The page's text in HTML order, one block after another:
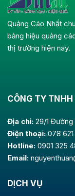
Quảng Cáo Nhất
bảng hiệu quảng
thị trường hiện nay.
CÔNG TY
Địa chỉ: 29/1
Điện thoại: 078
Hotline: 0901 325
Email:
DỊCH VỤ